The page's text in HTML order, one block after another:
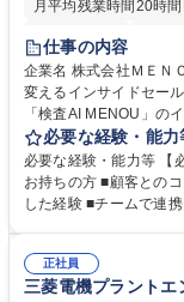
月平均残業時間20時
時短勤務あり
駅近5分以内
土日祝
仕事の内容
企業名 株式会社ＭＥＮＯＵ 求人名 ★【未経験歓迎】AIで製造
変えるインサイドセールス 仕事の内容 ノーコードで検査AIを開
「検査AI MENOU」の
商談機会の創出までを
セールスをつなぐ役割として、 適切なタイミングで顧
ョンを取りながら、受
体的な仕事内容】 リー
実行/フィールドセールスへの案件連携 募集
造業の未来を変えるイ
必要な経験・能力
必要な経験・能力等 【
お持ちの方 ■顧客との
した経験 ■チームで連携しな
企画・実行経験 ・CRM
もとに営業プロセスを改善した経験 学歴・資格
正社員
三菱電機プラント